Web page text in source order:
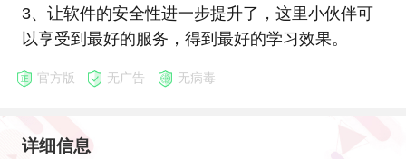
3、让软件的安全性进一步提升了，这里小伙伴可
以享受到最好的服务，得到最好的学习效果。
官方版 无广告 无病毒
详细信息